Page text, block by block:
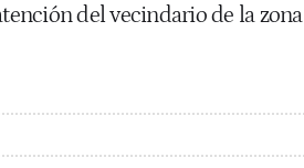
del vecindario de la zona